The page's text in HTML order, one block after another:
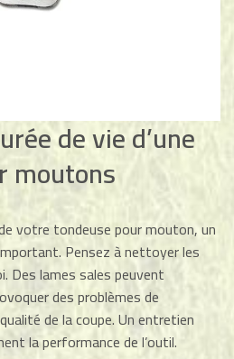
de vie d’une
moutons
votre tondeuse pour mouton, un
Pensez à nettoyer les
Des lames sales peuvent
des problèmes de
de la coupe. Un entretien
la performance de l’outil.